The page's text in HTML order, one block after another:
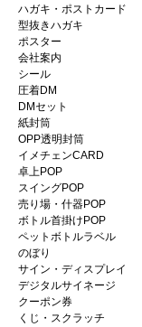
ハガキ・ポストカード
型抜きハガキ
ポスター
会社案内
シール
圧着DM
DMセット
紙封筒
OPP透明封筒
イメチェンCARD
卓上POP
スイングPOP
売り場・什器POP
ボトル首掛けPOP
ペットボトルラベル
のぼり
サイン・ディスプレイ
デジタルサイネージ
クーポン券
くじ・スクラッチ